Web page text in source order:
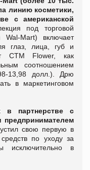
линию косметики,
с американской
под торговой
Mart) включает
глаз, лица, губ и
СТМ Flower, как
соотношением
13,98 долл.). Дрю
в маркетинговом
в партнерстве с
свою первую в
по уходу за
исключительно в